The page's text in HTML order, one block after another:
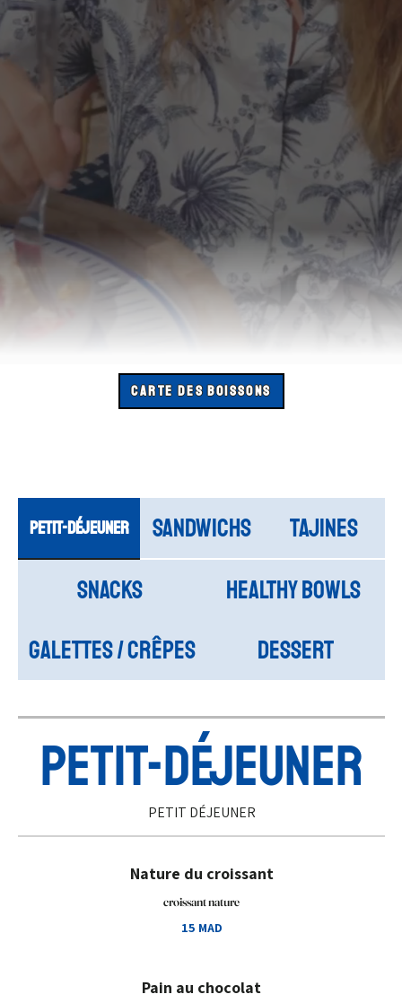
Petit-déjeuner SANDWICHS
TAJINES
SNACKS
HEALTHY BOWLS
GALETTES / CRÊPES
DESSERT
PETIT-DÉJEUNER
PETIT DÉJEUNER
Nature du croissant
croissant nature
15 MAD
Pain au chocolat
CARTE DES BOISSONS